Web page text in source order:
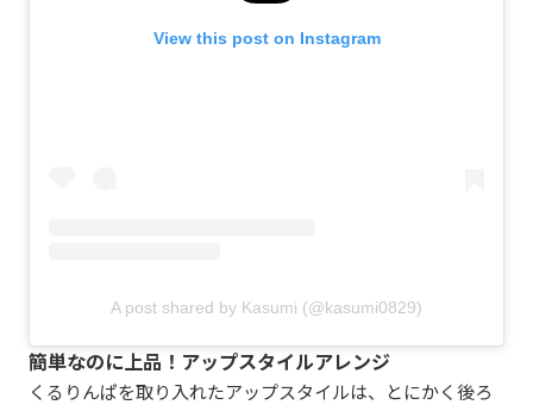
View this post on Instagram
A post shared by Kasumi (@kasumi0829)
簡単なのに上品！アップスタイルアレンジ
くるりんぱを取り入れたアップスタイルは、とにかく後ろ